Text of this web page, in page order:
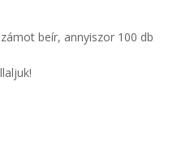
beír, annyiszor 100 db